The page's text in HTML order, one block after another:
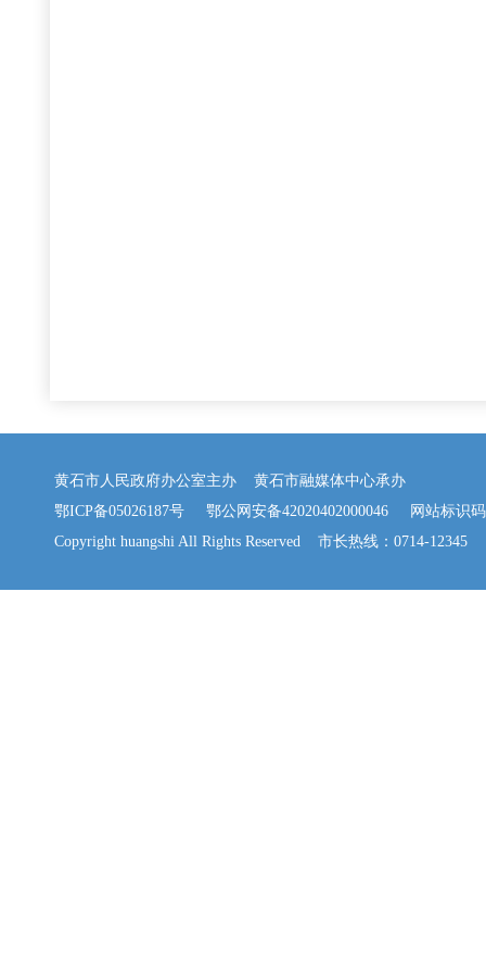
黄石市人民政府办公室主办 黄石市融媒体中心承办
鄂ICP备05026187号
鄂公网安备42020402000046 网站标识码
Copyright huangshi All Rights Reserved 市长热线：0714-12345